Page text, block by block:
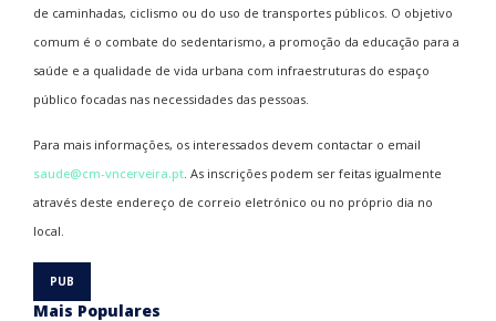
de caminhadas, ciclismo ou do uso de transportes públicos. O objetivo
comum é o combate do sedentarismo, a promoção da educação para a
saúde e a qualidade de vida urbana com infraestruturas do espaço
público focadas nas necessidades das pessoas.
Para mais informações, os interessados devem contactar o email
saude@cm-vncerveira.pt . As inscrições podem ser feitas igualmente
através deste endereço de correio eletrónico ou no próprio dia no
local.
Mais Populares